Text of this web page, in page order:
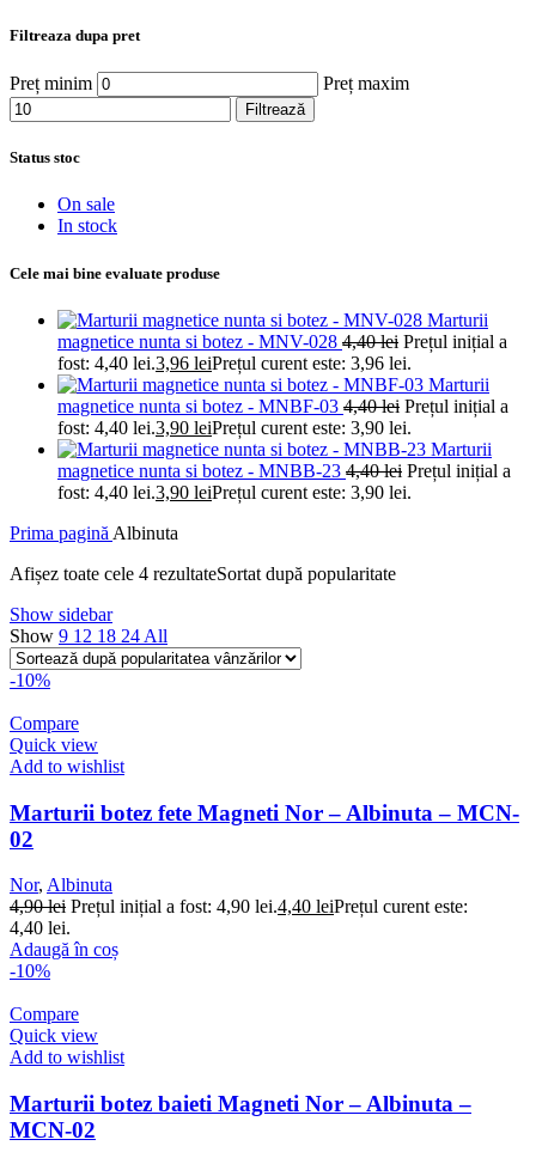
Filtreaza dupa pret
Preț minim Preț maxim
Filtrează
Status stoc
On sale
In stock
Cele mai bine evaluate produse
Marturii
magnetice nunta si botez - MNV-028 4,40lei Prețul inițial a
fost: 4,40 lei.3,96 leiPrețul curent este: 3,96 lei.
Marturii
magnetice nunta si botez - MNBF-03 4,40lei Prețul inițial a
fost: 4,40 lei.3,90 leiPrețul curent este: 3,90 lei.
Marturii
magnetice nunta si botez - MNBB-23 4,40lei Prețul inițial a
fost: 4,40 lei.3,90 leiPrețul curent este: 3,90 lei.
Prima pagină Albinuta
Afișez toate cele 4 rezultateSortat după popularitate
Show sidebar
Show 9 12 18 24 All
-10%
Compare
Quick view
Add to wishlist
Marturii botez fete Magneti Nor – Albinuta – MCN-
02
Nor, Albinuta
4,90lei Prețul inițial a fost: 4,90 lei.4,40 leiPrețul curent este:
4,40 lei.
Adaugă în coș
-10%
Compare
Quick view
Add to wishlist
Marturii botez baieti Magneti Nor – Albinuta –
MCN-02